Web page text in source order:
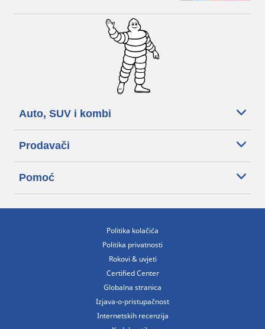
Auto, SUV i kombi
Prodavači
Pomoć
Politika kolačića
Politika privatnosti
Rokovi & uvjeti
Certified Center
Globalna stranica
Izjava-o-pristupačnost
Internetskih recenzija